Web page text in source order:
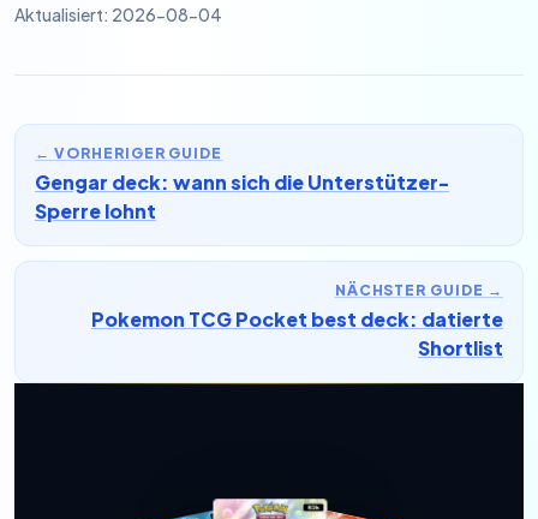
Aktualisiert: 2026-08-04
← VORHERIGER GUIDE
Gengar deck: wann sich die Unterstützer-
Sperre lohnt
NÄCHSTER GUIDE →
Pokemon TCG Pocket best deck: datierte
Shortlist